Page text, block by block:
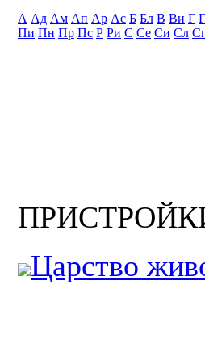
А Ад Ам Ап Ар Ас Б Бл В Ви Г
Пи Пн Пр Пс Р Ри С Се Си Сл
Царство